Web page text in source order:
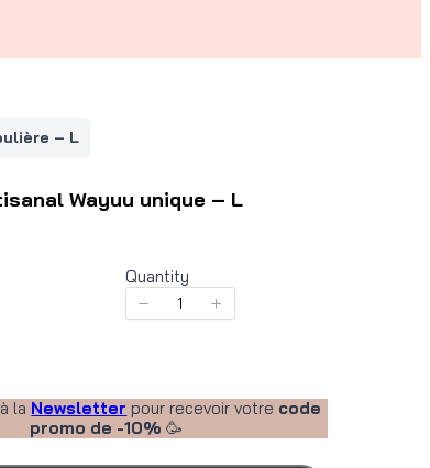
– L
Wayuu unique – L
Quantity
la Newsletter pour recevoir votre code
promo de -10% 🥳